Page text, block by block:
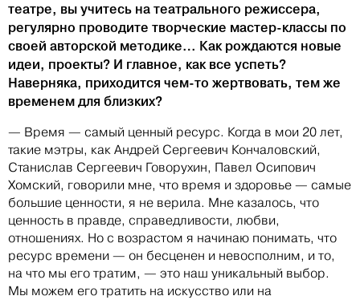
театре, вы учитесь на театрального режиссера,
регулярно проводите творческие мастер-классы по
своей авторской методике… Как рождаются новые
идеи, проекты? И главное, как все успеть?
Наверняка, приходится чем-то жертвовать, тем же
временем для близких?
— Время — самый ценный ресурс. Когда в мои 20 лет,
такие мэтры, как Андрей Сергеевич Кончаловский,
Станислав Сергеевич Говорухин, Павел Осипович
Хомский, говорили мне, что время и здоровье — самые
большие ценности, я не верила. Мне казалось, что
ценность в правде, справедливости, любви,
отношениях. Но с возрастом я начинаю понимать, что
ресурс времени — он бесценен и невосполним, и то,
на что мы его тратим, — это наш уникальный выбор.
Мы можем его тратить на искусство или на